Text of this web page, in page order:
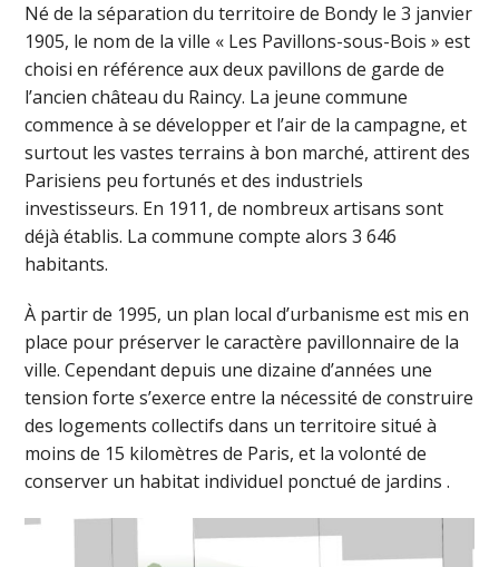
Né de la séparation du territoire de Bondy le 3 janvier
1905, le nom de la ville « Les Pavillons-sous-Bois » est
choisi en référence aux deux pavillons de garde de
l’ancien château du Raincy. La jeune commune
commence à se développer et l’air de la campagne, et
surtout les vastes terrains à bon marché, attirent des
Parisiens peu fortunés et des industriels
investisseurs. En 1911, de nombreux artisans sont
déjà établis. La commune compte alors 3 646
habitants.
À partir de 1995, un plan local d’urbanisme est mis en
place pour préserver le caractère pavillonnaire de la
ville. Cependant depuis une dizaine d’années une
tension forte s’exerce entre la nécessité de construire
des logements collectifs dans un territoire situé à
moins de 15 kilomètres de Paris, et la volonté de
conserver un habitat individuel ponctué de jardins .